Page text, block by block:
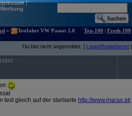
|
Werbung
»
Testfahrt VW Passat 2.0
Top-100 | Fresh-100
Du bist nicht angemeldet. [ Login/Registrieren ]
test gleich auf der startseite http://www.marax.at/